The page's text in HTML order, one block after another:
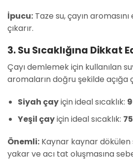
İpucu: Taze su, çayın
çıkarır.
3. Su Sıcaklığına Dikkat
Çayı demlemek için kullanılan
aromaların doğru şekilde açığa
Siyah çayiçin ideal sıcaklık:
Yeşil çayiçin ideal sıcaklık:
Önemli: Kaynar kaynar dökülen
yakar ve acı tat oluşmasına